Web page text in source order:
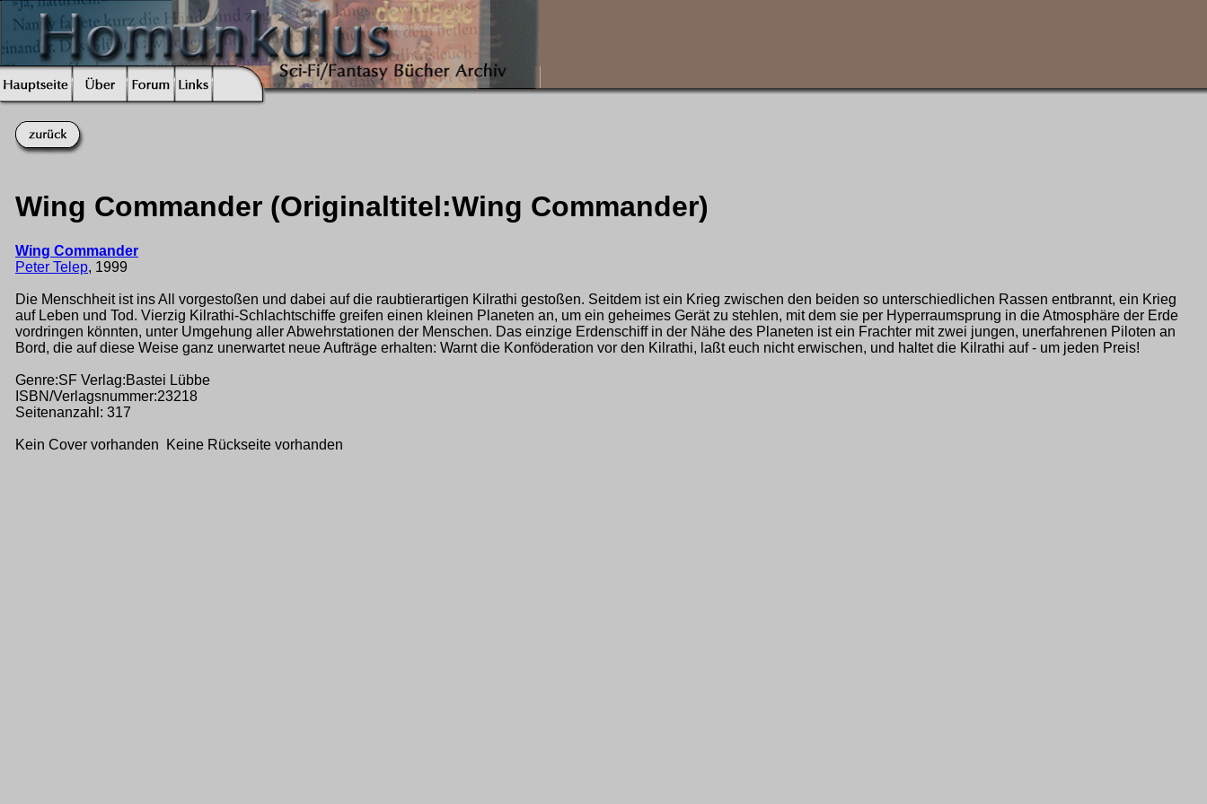
Wing Commander (Originaltitel:Wing Commander)
Wing Commander
Peter Telep, 1999
Die Menschheit ist ins All vorgestoßen und dabei auf die raubtierartigen Kilrathi gestoßen. Seitdem ist ein Krieg zwischen den beiden so unterschiedlichen Rassen entbrannt, ein Krieg
auf Leben und Tod. Vierzig Kilrathi-Schlachtschiffe greifen einen kleinen Planeten an, um ein geheimes Gerät zu stehlen, mit dem sie per Hyperraumsprung in die Atmosphäre der Erde
vordringen könnten, unter Umgehung aller Abwehrstationen der Menschen. Das einzige Erdenschiff in der Nähe des Planeten ist ein Frachter mit zwei jungen, unerfahrenen Piloten an
Bord, die auf diese Weise ganz unerwartet neue Aufträge erhalten: Warnt die Konföderation vor den Kilrathi, laßt euch nicht erwischen, und haltet die Kilrathi auf - um jeden Preis!
Genre:SF Verlag:Bastei Lübbe
ISBN/Verlagsnummer:23218
Seitenanzahl: 317
Kein Cover vorhanden Keine Rückseite vorhanden